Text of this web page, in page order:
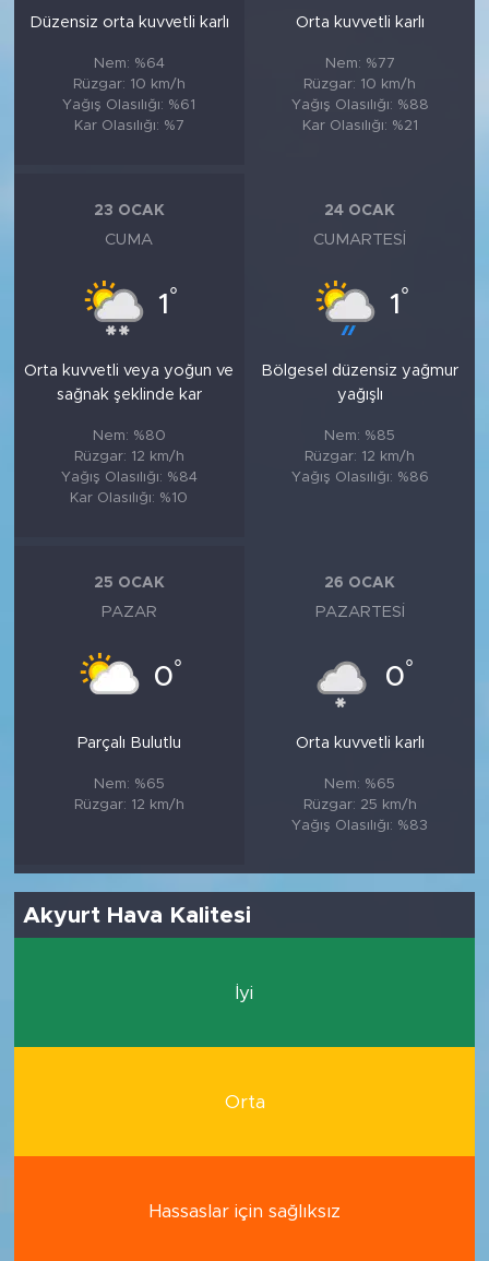
Düzensiz orta kuvvetli karlı
Nem: %64
Rüzgar: 10 km/h
Yağış Olasılığı: %61
Kar Olasılığı: %7
Orta kuvvetli karlı
Nem: %77
Rüzgar: 10 km/h
Yağış Olasılığı: %88
Kar Olasılığı: %21
23 OCAK
CUMA
1 °
Orta kuvvetli veya yoğun ve
sağnak şeklinde kar
Nem: %80
Rüzgar: 12 km/h
Yağış Olasılığı: %84
Kar Olasılığı: %10
24 OCAK
CUMARTESI
1 °
Bölgesel düzensiz yağmur
yağışlı
Nem: %85
Rüzgar: 12 km/h
Yağış Olasılığı: %86
25 OCAK
PAZAR
0°
Parçalı Bulutlu
Nem: %65
Rüzgar: 12 km/h
26 OCAK
PAZARTESI
0°
Orta kuvvetli karlı
Nem: %65
Rüzgar: 25 km/h
Yağış Olasılığı: %83
Akyurt Hava Kalitesi
İyi
Orta
Hassaslar için sağlıksız